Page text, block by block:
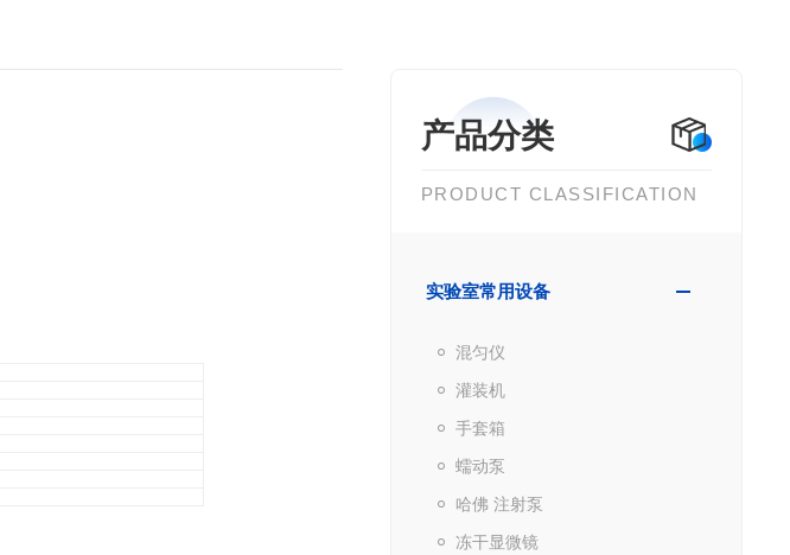
产品分类
PRODUCT CLASSIFICATION
实验室常用设备
混匀仪
灌装机
手套箱
蠕动泵
哈佛 注射泵
冻干显微镜